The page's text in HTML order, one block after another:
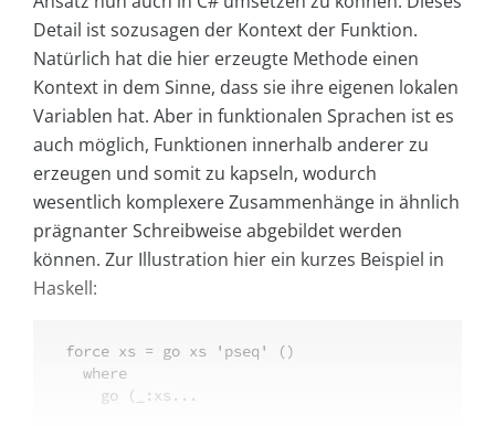
Detail ist sozusagen der Kontext der Funktion.
Natürlich hat die hier erzeugte Methode einen
Kontext in dem Sinne, dass sie ihre eigenen lokalen
Variablen hat. Aber in funktionalen Sprachen ist es
auch möglich, Funktionen innerhalb anderer zu
erzeugen und somit zu kapseln, wodurch
wesentlich komplexere Zusammenhänge in ähnlich
prägnanter Schreibweise abgebildet werden
können. Zur Illustration hier ein kurzes Beispiel in
Haskell:
force xs = go xs 'pseq' ()
    go (_:xs...